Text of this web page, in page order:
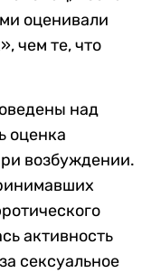
оценивали
чем те, что
над
оценка
возбуждении.
активность
сексуальное